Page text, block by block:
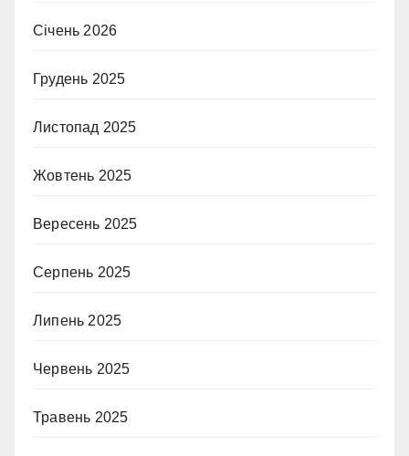
Січень 2026
Грудень 2025
Листопад 2025
Жовтень 2025
Вересень 2025
Серпень 2025
Липень 2025
Червень 2025
Травень 2025